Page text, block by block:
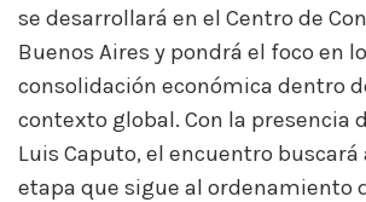
se desarrollará en el Centro de
Buenos Aires y pondrá el foco en
consolidación económica dentro
contexto global. Con la presencia
Luis Caputo, el encuentro buscará
etapa que sigue al ordenamiento